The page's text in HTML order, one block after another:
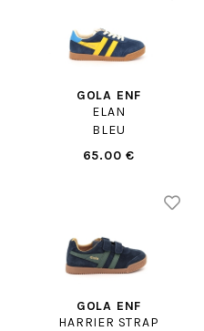
GOLA ENF
ELAN
BLEU
65.00 €
GOLA ENF
HARRIER STRAP